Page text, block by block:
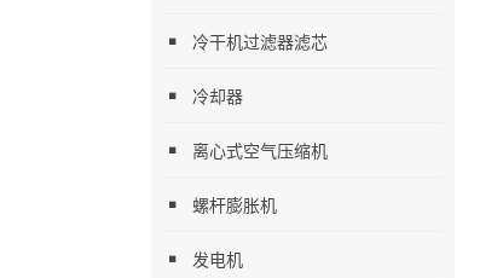
冷干机过滤器滤芯
冷却器
离心式空气压缩机
螺杆膨胀机
发电机